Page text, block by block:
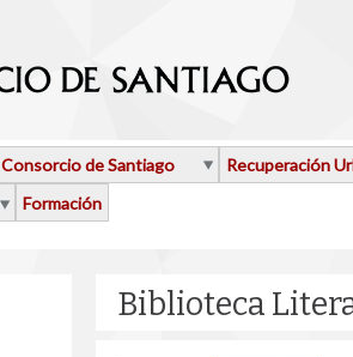
Consorcio de Santiago
Recuperación
Formación
Biblioteca